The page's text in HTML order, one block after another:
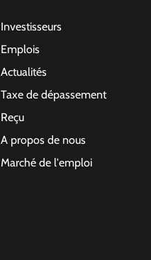
Investisseurs
Emplois
Actualités
Taxe de dépassement
Reçu
A propos de nous
Marché de l'emploi